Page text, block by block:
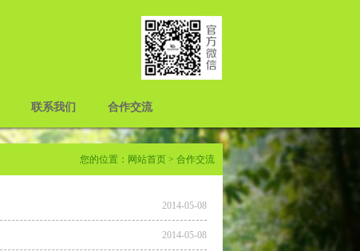
联系我们 合作交流
您的位置： 网站首页 > 合作交流
2014-05-08
2014-05-08